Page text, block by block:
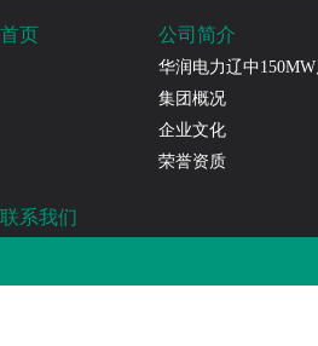
首页 公司简介
华润电力辽中
集团概况
企业文化
荣誉资质
联系我们
免费热线：4000-787-252